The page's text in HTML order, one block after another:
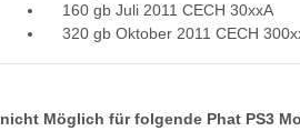
160 gb Juli 2011 CECH 30xxA
320 gb Oktober 2011 CECH
nicht Möglich für folgende Phat PS3